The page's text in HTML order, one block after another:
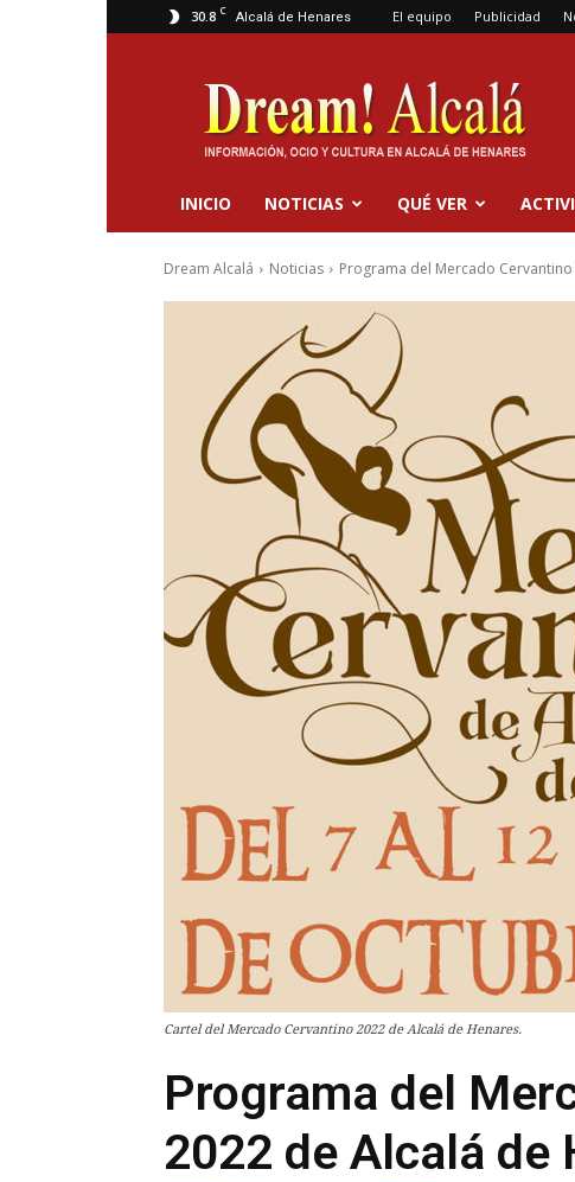
30.8 C Alcalá de Henares El equipo Publicidad
Dream
Alcalá
INICIO NOTICIAS QUÉ VER
Dream Alcalá Noticias Programa del Mercado
Cartel del Mercado Cervantino 2022 de Alcalá de Henares.
Programa del
2022 de Alcalá de